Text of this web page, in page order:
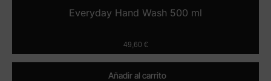
Everyday Hand Wash 500 ml
49,60 €
Añadir al carrito